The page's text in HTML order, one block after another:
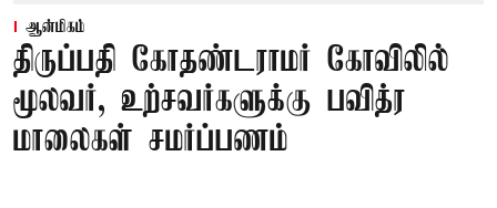
ஆன்மிகம்
திருப்பதி கோதண்டராமர் கோவிலில்
மூலவர், உற்சவர்களுக்கு பவித்ர
மாலைகள் சமர்ப்பணம்